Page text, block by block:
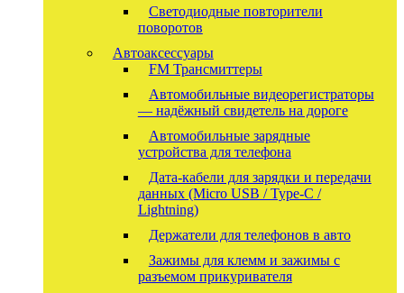
Светодиодные повторители
поворотов
Автоаксессуары
FM Трансмиттеры
Автомобильные видеорегистраторы
— надёжный свидетель на дороге
Автомобильные зарядные
устройства для телефона
Дата-кабели для зарядки и передачи
данных (Micro USB / Type-C /
Lightning)
Держатели для телефонов в авто
Зажимы для клемм и зажимы с
разъемом прикуривателя